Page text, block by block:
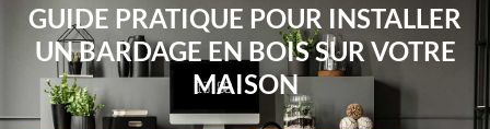
GUIDE PRATIQUE POUR INSTALLER
UN BARDAGE EN BOIS SUR VOTRE
MAISON